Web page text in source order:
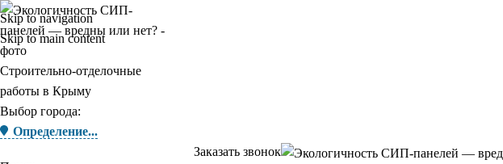
Skip to navigation
Skip to main content
Строительно-отделочные
работы в Крыму
Выбор города:
Определение...
Заказать звонок